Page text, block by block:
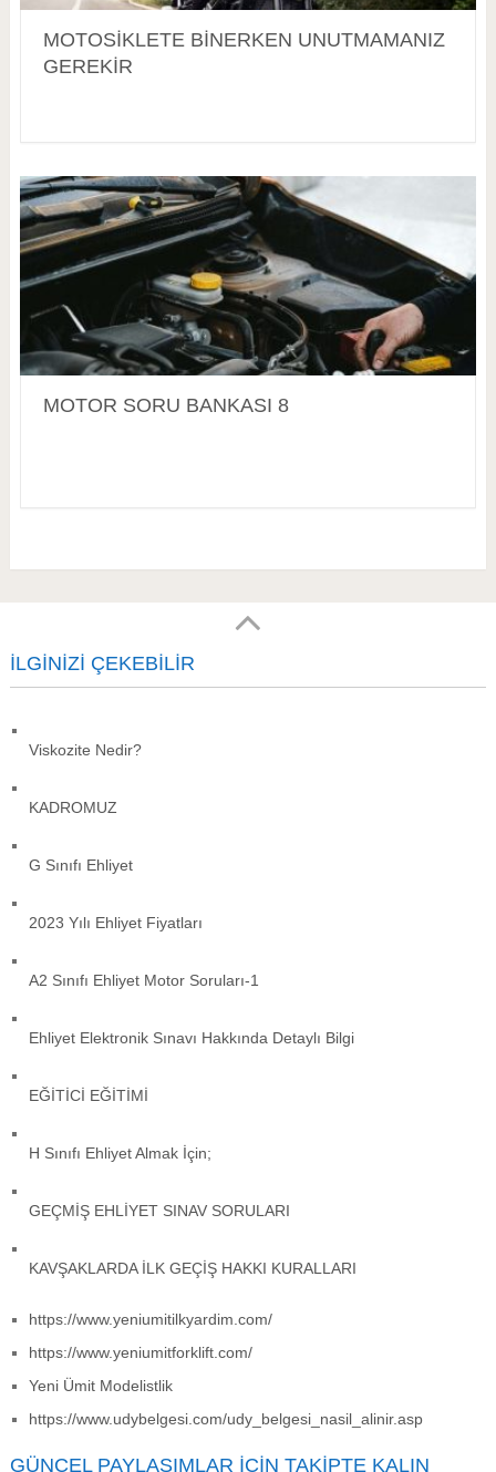
MOTOSİKLETE BİNERKEN UNUTMAMANIZ
GEREKİR
MOTOR SORU BANKASI 8
İLGINIZI ÇEKEBILIR
Viskozite Nedir?
KADROMUZ
G Sınıfı Ehliyet
2023 Yılı Ehliyet Fiyatları
A2 Sınıfı Ehliyet Motor Soruları-1
Ehliyet Elektronik Sınavı Hakkında Detaylı Bilgi
EĞİTİCİ EĞİTİMİ
H Sınıfı Ehliyet Almak İçin;
GEÇMİŞ EHLİYET SINAV SORULARI
KAVŞAKLARDA İLK GEÇİŞ HAKKI KURALLARI
https://www.yeniumitilkyardim.com/
https://www.yeniumitforklift.com/
Yeni Ümit Modelistlik
https://www.udybelgesi.com/udy_belgesi_nasil_alinir.asp
GÜNCEL PAYLAŞIMLAR İÇIN TAKIPTE KALIN